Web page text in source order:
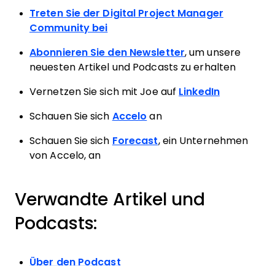
Treten Sie der Digital Project Manager
Community bei
Abonnieren Sie den Newsletter, um unsere
neuesten Artikel und Podcasts zu erhalten
Vernetzen Sie sich mit Joe auf LinkedIn
Schauen Sie sich Accelo an
Schauen Sie sich Forecast, ein Unternehmen
von Accelo, an
Verwandte Artikel und
Podcasts:
Über den Podcast